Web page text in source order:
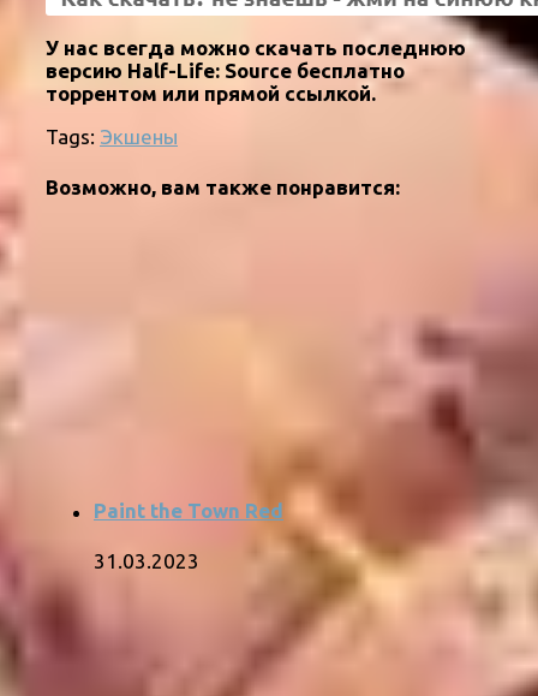
У нас всегда можно скачать последнюю
версию Half-Life: Source бесплатно
торрентом или прямой ссылкой.
Tags: Экшены
Возможно, вам также понравится:
Paint the Town Red
31.03.2023